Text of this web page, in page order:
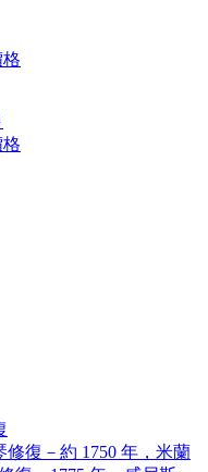
格
格
修復－約 1750 年，米蘭